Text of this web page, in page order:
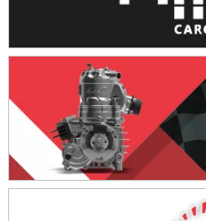
Trenque Lauquen (Buenos Aires)
ENTRERRIANO - F6 (POSTERGADA)
Parque de la Velocidad (Asfalto)
Villaguay (Entre Ríos)
VICTORIENSE - F7
El Cerro (Tierra)